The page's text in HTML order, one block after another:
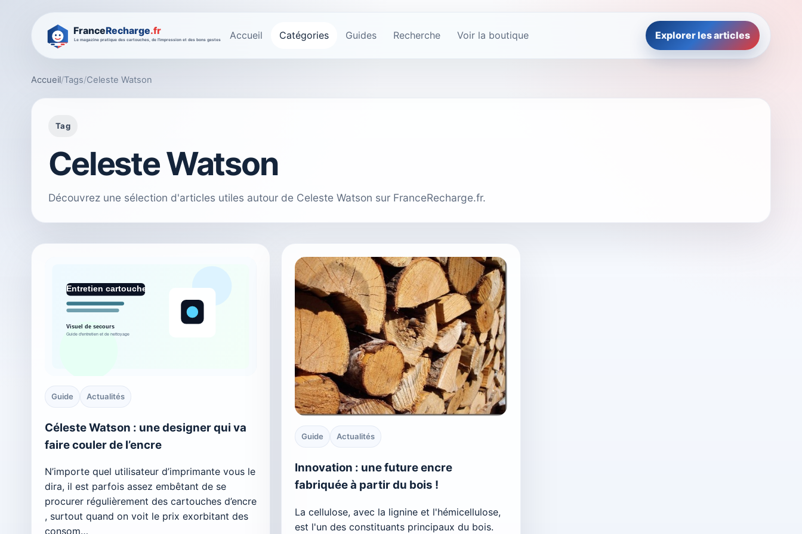
Accueil Catégories Guides Recherche Voir la boutique Explorer les articles
Accueil/Tags/Celeste Watson
Tag
Celeste Watson
Découvrez une sélection d'articles utiles autour de Celeste Watson sur FranceRecharge.fr.
Guide Actualités
Céleste Watson : une designer qui va
faire couler de l’encre
N’importe quel utilisateur d’imprimante vous le
dira, il est parfois assez embêtant de se
procurer régulièrement des cartouches d’encre
, surtout quand on voit le prix exorbitant des
consom…
Guide Actualités
Innovation : une future encre
fabriquée à partir du bois !
La cellulose, avec la lignine et l'hémicellulose,
est l'un des constituants principaux du bois.